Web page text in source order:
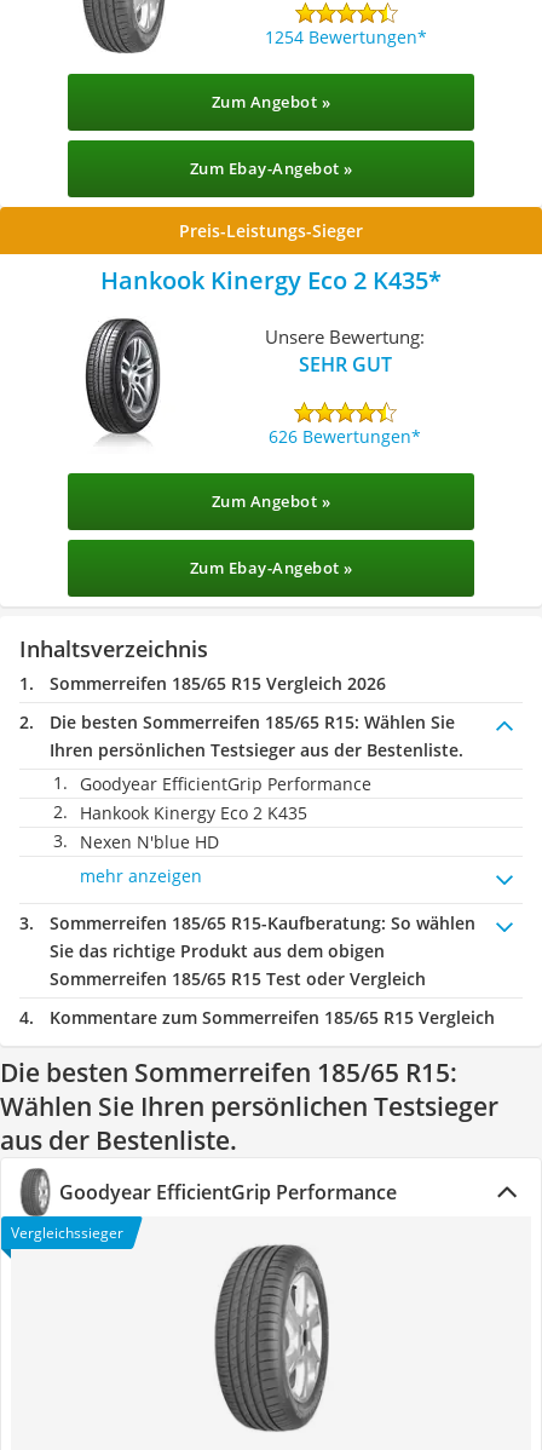
1254 Bewertungen
Zum Angebot »
Zum Ebay-Angebot »
Preis-Leistungs-Sieger
Hankook Kinergy Eco 2 K435
Unsere Bewertung:
SEHR GUT
626 Bewertungen
Zum Angebot »
Zum Ebay-Angebot »
Inhaltsverzeichnis
Sommerreifen 185/65 R15 Vergleich 2026
Die besten Sommerreifen 185/65 R15: Wählen Sie
Ihren persönlichen Testsieger aus der Bestenliste.
Goodyear EfficientGrip Performance
Hankook Kinergy Eco 2 K435
Nexen N'blue HD
mehr anzeigen
Sommerreifen 185/65 R15-Kaufberatung: So wählen
Sie das richtige Produkt aus dem obigen
Sommerreifen 185/65 R15 Test oder Vergleich
Kommentare zum Sommerreifen 185/65 R15 Vergleich
Die besten Sommerreifen 185/65 R15:
Wählen Sie Ihren persönlichen Testsieger
aus der Bestenliste.
Goodyear EfficientGrip Performance
Vergleichssieger